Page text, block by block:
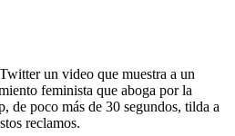
un video que muestra a un
feminista que aboga por la
de poco más de 30 segundos, tilda a
reclamos.